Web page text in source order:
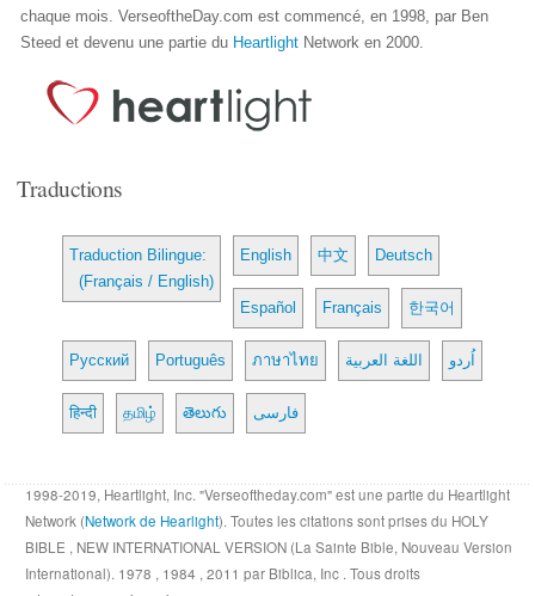
chaque mois. VerseoftheDay.com est commencé, en 1998, par Ben
Steed et devenu une partie du Heartlight Network en 2000.
Traductions
Traduction Bilingue:
(Français / English)
English 中文 Deutsch
Español Français 한국어
Русский Português ภาษาไทย اللغة العربية اُردو
हिन्दी தமிழ் తెలుగు فارسی
1998-2019, Heartlight, Inc. "Verseoftheday.com" est une partie du Heartlight
Network (Network de Hearlight). Toutes les citations sont prises du HOLY
BIBLE , NEW INTERNATIONAL VERSION (La Sainte Bible, Nouveau Version
International). 1978 , 1984 , 2011 par Biblica, Inc . Tous droits